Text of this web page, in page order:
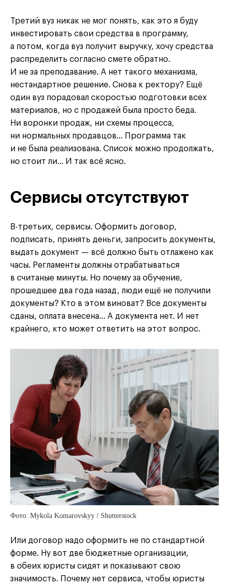
Третий вуз никак не мог понять, как это я буду
инвестировать свои средства в программу,
а потом, когда вуз получит выручку, хочу средства
распределить согласно смете обратно.
И не за преподавание. А нет такого механизма,
нестандартное решение. Снова к ректору? Ещё
один вуз порадовал скоростью подготовки всех
материалов, но с продажей была просто беда.
Ни воронки продаж, ни схемы процесса,
ни нормальных продавцов… Программа так
и не была реализована. Список можно продолжать,
но стоит ли… И так всё ясно.
Сервисы отсутствуют
В-третьих, сервисы. Оформить договор,
подписать, принять деньги, запросить документы,
выдать документ — всё должно быть отлажено как
часы. Регламенты должны отрабатываться
в считаные минуты. Но почему за обучение,
прошедшее два года назад, люди ещё не получили
документы? Кто в этом виноват? Все документы
сданы, оплата внесена… А документа нет. И нет
крайнего, кто может ответить на этот вопрос.
Фото: Mykola Komarovskyy / Shutterstock
Или договор надо оформить не по стандартной
форме. Ну вот две бюджетные организации,
в обеих юристы сидят и показывают свою
значимость. Почему нет сервиса, чтобы юристы